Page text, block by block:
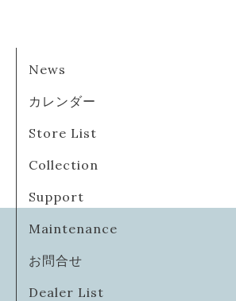
News
カレンダー
Store List
Collection
Support
Maintenance
お問合せ
Dealer List